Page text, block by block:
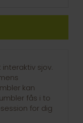
sjov.
kan
fås i to
for dig